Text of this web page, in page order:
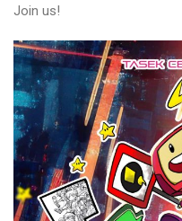
Join us!